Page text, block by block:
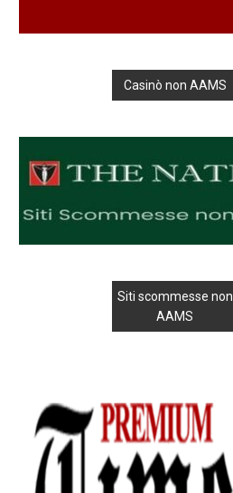
Casinò non AAMS
Siti scommesse non
AAMS